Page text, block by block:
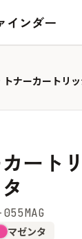
インダー
トナーカートリ
ート
マゼンタ